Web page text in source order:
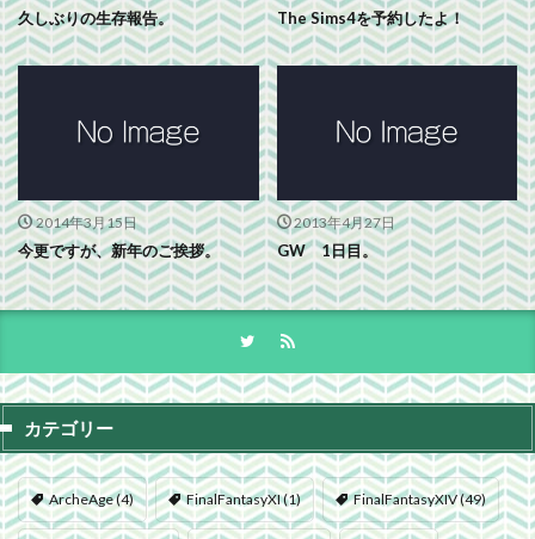
久しぶりの生存報告。 The Sims4を予約したよ！
2014年3月15日
今更ですが、新年のご挨拶。
2013年4月27日
GW 1日目。
カテゴリー
ArcheAge(4) FinalFantasyXI(1) FinalFantasyXIV(49)